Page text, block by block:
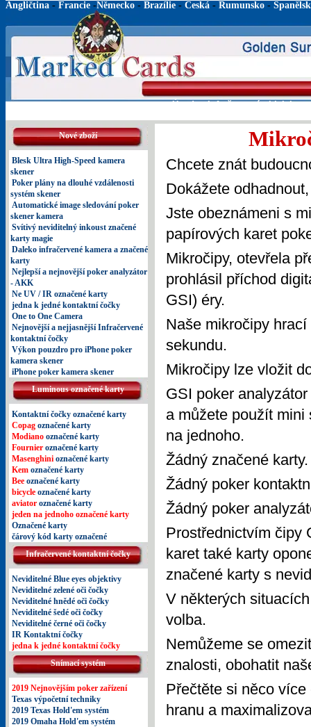
Angličtina- Francie-Německo- Brazílie- Česká - Rumunsko-
Úvod Infračervené objektivy
Nové zboží
Blesk Ultra High-Speed kamera
skener
Poker plány na dlouhé vzdálenosti
systém skener
Automatické image sledování poker
skener kamera
Svítivý neviditelný inkoust značené
karty magie
Daleko infračervené kamera a značené
karty
Nejlepší a nejnovější poker analyzátor
- AKK
Ne UV / IR označené karty
jedna k jedné kontaktní čočky
One to One Camera
Nejnovější a nejjasnější Infračervené
kontaktní čočky
Výkon pouzdro pro iPhone poker
kamera skener
iPhone poker kamera skener
Luminous označené karty
Kontaktní čočky označené karty
Copag označené karty
Modianooznačené karty
Fournieroznačené karty
Masenghinioznačené karty
Kemoznačené karty
Beeoznačené karty
bicycleoznačené karty
aviatoroznačené karty
jeden na jednoho označené karty
Označené karty
čárový kód karty označené
Infračervené kontaktní čočky
Neviditelné Blue eyes objektivy
Neviditelné zelené oči čočky
Neviditelné hnědé oči čočky
Neviditelné šedé oči čočky
Neviditelné černé oči čočky
IR Kontaktní čočky
jedna k jedné kontaktní čočky
Snímací systém
2019 Nejnovějším poker zařízení
Texas výpočetní techniky
2019 Texas Hold'em systém
2019 Omaha Hold'em systém
Chcete znát
Dokážete
Jste obeznámeni s
papírových karet
Mikročipy, otevřela
prohlásil příchod
GSI) éry.
Naše mikročipy
sekundu.
Mikročipy lze vložit
GSI poker
a můžete použít
na jednoho.
Žádný značené karty.
Žádný poker
Žádný poker
Prostřednictvím čipy
karet také karty
značené karty s
V některých
volba.
Nemůžeme se
znalosti, obohatit
Přečtěte si něco
hranu a